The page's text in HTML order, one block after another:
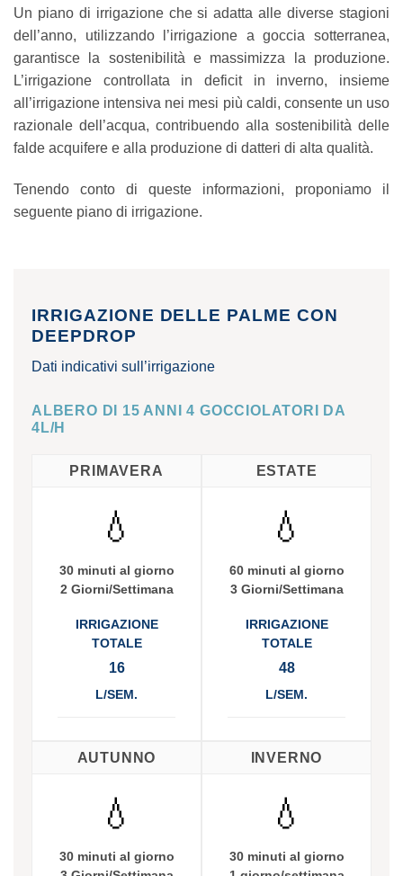
Un piano di irrigazione che si adatta alle diverse stagioni
dell’anno, utilizzando l’irrigazione a goccia sotterranea,
garantisce la sostenibilità e massimizza la produzione.
L’irrigazione controllata in deficit in inverno, insieme
all’irrigazione intensiva nei mesi più caldi, consente un uso
razionale dell’acqua, contribuendo alla sostenibilità delle
falde acquifere e alla produzione di datteri di alta qualità.
Tenendo conto di queste informazioni, proponiamo il
seguente piano di irrigazione.
IRRIGAZIONE DELLE PALME CON
DEEPDROP
Dati indicativi sull’irrigazione
ALBERO DI 15 ANNI 4 GOCCIOLATORI DA
4L/H
PRIMAVERA
💧
30 minuti al giorno
2 Giorni/Settimana
IRRIGAZIONE
TOTALE
16
L/SEM.
ESTATE
💧
60 minuti al giorno
3 Giorni/Settimana
IRRIGAZIONE
TOTALE
48
L/SEM.
AUTUNNO
💧
30 minuti al giorno
INVERNO
💧
30 minuti al giorno